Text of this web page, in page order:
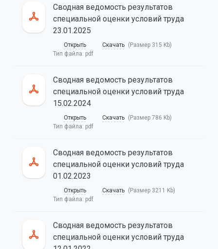
Сводная ведомость результатов
специальной оценки условий труда
23.01.2025
Открыть Скачать (Размер 315 Kb)
Тип файла: pdf
Сводная ведомость результатов
специальной оценки условий труда
15.02.2024
Открыть Скачать (Размер 786 Kb)
Тип файла: pdf
Сводная ведомость результатов
специальной оценки условий труда
01.02.2023
Открыть Скачать (Размер 3211 Kb)
Тип файла: pdf
Сводная ведомость результатов
специальной оценки условий труда